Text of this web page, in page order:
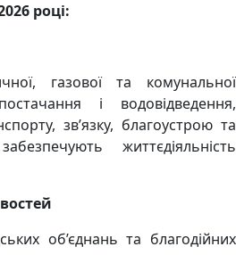
році:
газової та комунальної
і водовідведення,
зв’язку, благоустрою та
життєдіяльність
об’єднань та благодійних